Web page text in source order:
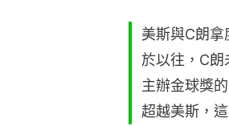
美斯與C朗拿
於以往，C朗
主辦金球獎
超越美斯，